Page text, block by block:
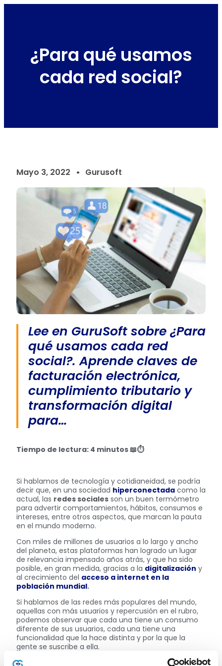
¿Para qué usamos
cada red social?
Mayo 3, 2022 Gurusoft
Lee en GuruSoft sobre ¿Para
qué usamos cada red
social?. Aprende claves de
facturación electrónica,
cumplimiento tributario y
transformación digital
para…
Tiempo de lectura: 4 minutos 📖⏱️
Si hablamos de tecnología y cotidianeidad, se podría
decir que, en una sociedad hiperconectada como la
actual, las redes sociales son un buen termómetro
para advertir comportamientos, hábitos, consumos e
intereses, entre otros aspectos, que marcan la pauta
en el mundo moderno.
Con miles de millones de usuarios a lo largo y ancho
del planeta, estas plataformas han logrado un lugar
de relevancia impensado años atrás, y que ha sido
posible, en gran medida, gracias a la digitalización y
al crecimiento del acceso a internet en la
población mundial.
Si hablamos de las redes más populares del mundo,
aquellas con más usuarios y repercusión en el rubro,
podemos observar que cada una tiene un consumo
diferente de sus usuarios, cada una tiene una
funcionalidad que la hace distinta y por la que la
gente se suscribe a ella.
Según difundió
, quien encuestó a